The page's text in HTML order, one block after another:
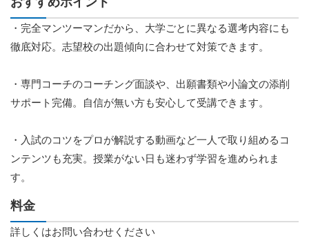
・完全マンツーマンだから、大学ごとに異なる選考内容にも
徹底対応。志望校の出題傾向に合わせて対策できます。
・専門コーチのコーチング面談や、出願書類や小論文の添削
サポート完備。自信が無い方も安心して受講できます。
・入試のコツをプロが解説する動画など一人で取り組めるコ
ンテンツも充実。授業がない日も迷わず学習を進められま
す。
料金
詳しくはお問い合わせください